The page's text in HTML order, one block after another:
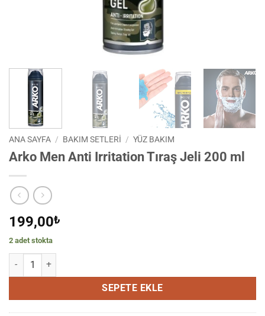
ANA SAYFA / BAKIM SETLERİ / YÜZ BAKIM
Arko Men Anti Irritation Tıraş Jeli 200 ml
199,00₺
2 adet stokta
Arko Men Anti Irritation Tıraş Jeli 200 ml adet
SEPETE EKLE